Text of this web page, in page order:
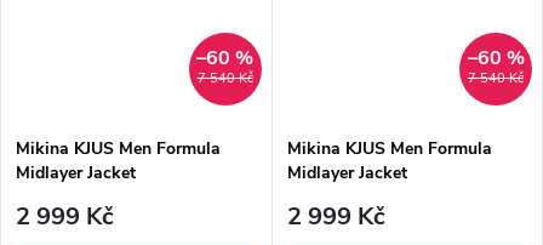
7 540 Kč
–60 %
Mikina KJUS Men Formula
Midlayer Jacket
2 999 Kč
7 540 Kč
–60 %
Mikina KJUS Men Formula
Midlayer Jacket
2 999 Kč